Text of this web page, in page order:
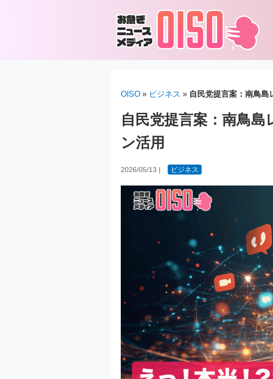
OISO » ビジネス » 自民党提言案：南鳥島
自民党提言案：南鳥
ン活用
2026/05/13 | ビジネス